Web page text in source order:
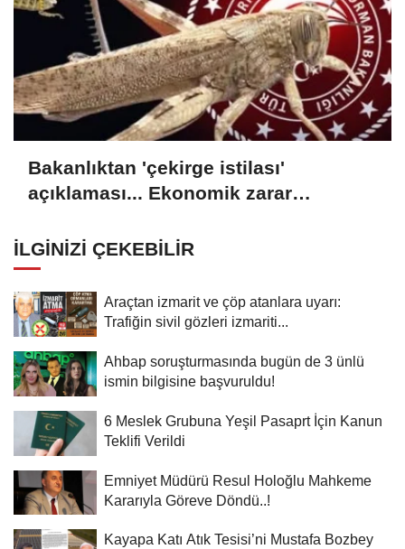
Bakanlıktan 'çekirge istilası'
açıklaması... Ekonomik zarar
İLGINIZI ÇEKEBILIR
Araçtan izmarit ve çöp atanlara uyarı:
Trafiğin sivil gözleri izmariti...
Ahbap soruşturmasında bugün de 3 ünlü
ismin bilgisine başvuruldu!
6 Meslek Grubuna Yeşil Pasaprt İçin Kanun
Teklifi Verildi
Emniyet Müdürü Resul Holoğlu Mahkeme
Kararıyla Göreve Döndü..!
Kayapa Katı Atık Tesisi’ni Mustafa Bozbey